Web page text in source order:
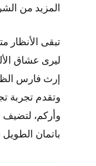
المزيد من
ليرى عشاق
إرث فارس
وتقدم تجربة
وأركم، لتضيف
باتمان الطويل